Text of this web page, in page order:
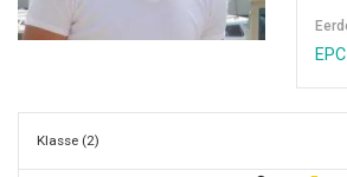
EPC
Klasse (2)